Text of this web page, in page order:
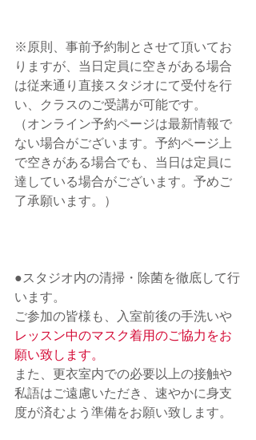
※原則、事前予約制とさせて頂いてお
りますが、当日定員に空きがある場合
は従来通り直接スタジオにて受付を行
い、クラスのご受講が可能です。
（オンライン予約ページは最新情報で
ない場合がございます。予約ページ上
で空きがある場合でも、当日は定員に
達している場合がございます。予めご
了承願います。）
●スタジオ内の清掃・除菌を徹底して行
います。
ご参加の皆様も、入室前後の手洗いや
レッスン中のマスク着用のご協力をお
願い致します。
また、 更衣室内での必要以上の接触や
私語はご遠慮いただき、速やかに身支
度が済むよう準備をお願い致します。